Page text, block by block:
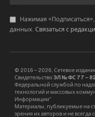
Нажимая
данных. Связаться с
© 2016 – 2026, Сетевое
Свидетельство ЭЛ № ФС 77 –
Федеральной службой по
технологий и массовых
Информации”
Материалы, публикуемые на
зрения их авторов и не